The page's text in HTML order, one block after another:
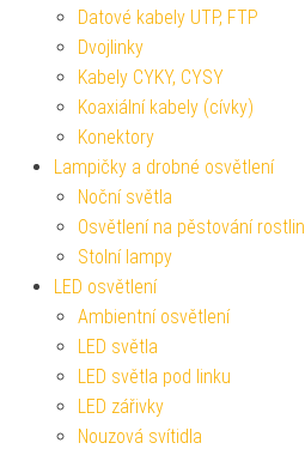
Datové kabely UTP, FTP
Dvojlinky
Kabely CYKY, CYSY
Koaxiální kabely (cívky)
Konektory
Lampičky a drobné osvětlení
Noční světla
Osvětlení na pěstování rostlin
Stolní lampy
LED osvětlení
Ambientní osvětlení
LED světla
LED světla pod linku
LED zářivky
Nouzová svítidla